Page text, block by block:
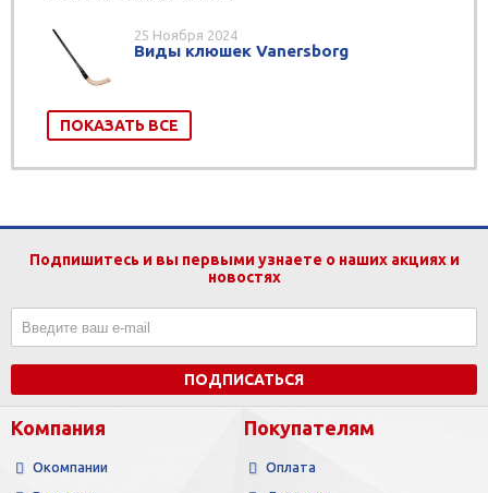
25 Ноября 2024
Виды клюшек Vanersborg
ПОКАЗАТЬ ВСЕ
Подпишитесь и вы первыми узнаете о наших акциях и
новостях
ПОДПИСАТЬСЯ
Компания
Окомпании
Покупателям
Оплата